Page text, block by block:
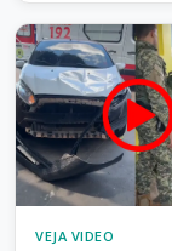
VEJA VIDEO